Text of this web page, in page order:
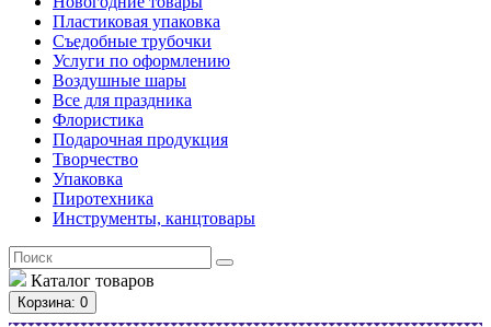
Пластиковая упаковка
Съедобные трубочки
Услуги по оформлению
Воздушные шары
Все для праздника
Флористика
Подарочная продукция
Творчество
Упаковка
Пиротехника
Инструменты, канцтовары
Каталог товаров
Корзина: 0